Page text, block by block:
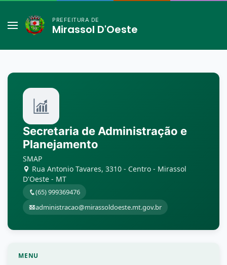
PREFEITURA DE
Mirassol D'Oeste
Secretaria de Administração e
Planejamento
SMAP
Rua Antonio Tavares, 3310 - Centro - Mirassol
D'Oeste - MT
(65) 999369476
administracao@mirassoldoeste.mt.gov.br
MENU